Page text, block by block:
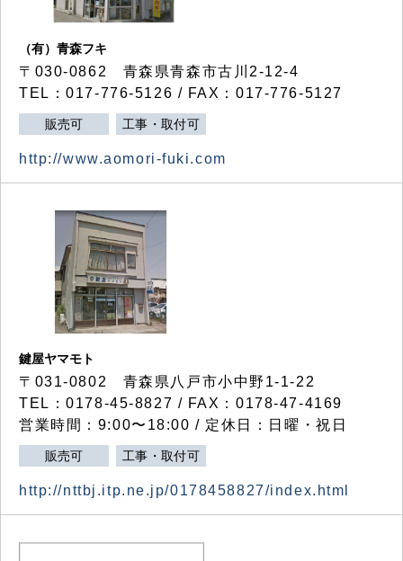
（有）青森フキ
〒030-0862 青森県青森市古川2-12-4
TEL：017-776-5126 / FAX：017-776-5127
販売可 工事・取付可
http://www.aomori-fuki.com
鍵屋ヤマモト
〒031-0802 青森県八戸市小中野1-1-22
TEL：0178-45-8827 / FAX：0178-47-4169
営業時間：9:00〜18:00 / 定休日：日曜・祝日
販売可 工事・取付可
http://nttbj.itp.ne.jp/0178458827/index.html